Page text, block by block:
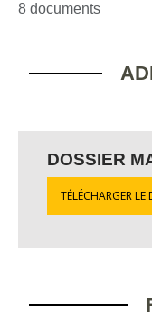
8 documents
DOSSIER
TÉLÉCHARGER